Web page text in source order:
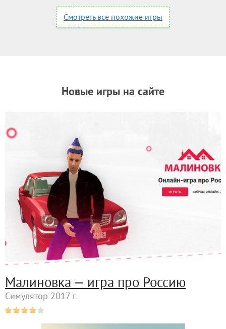
Смотреть все похожие игры
Новые игры на сайте
Малиновка — игра про Россию
Симулятор 2017 г.